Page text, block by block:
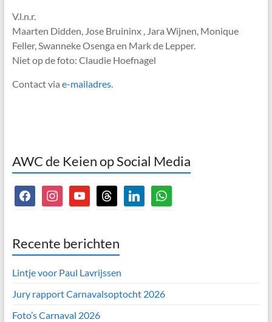
V.l.n.r.
Maarten Didden, Jose Bruininx , Jara Wijnen, Monique
Feller, Swanneke Osenga en Mark de Lepper.
Niet op de foto: Claudie Hoefnagel
Contact via e-mailadres.
AWC de Keien op Social Media
facebookinstagramyoutubethreads linkedinwhatsapp
Recente berichten
Lintje voor Paul Lavrijssen
Jury rapport Carnavalsoptocht 2026
Foto’s Carnaval 2026